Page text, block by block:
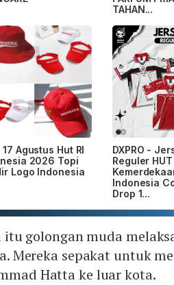
TAHAN...
17 Agustus Hut RI
2026 Topi
Logo Indonesia
DXPRO -
Reguler HUT
Indonesia
Drop 1...
itu golongan muda
Mereka sepakat untuk
Hatta ke luar kota.